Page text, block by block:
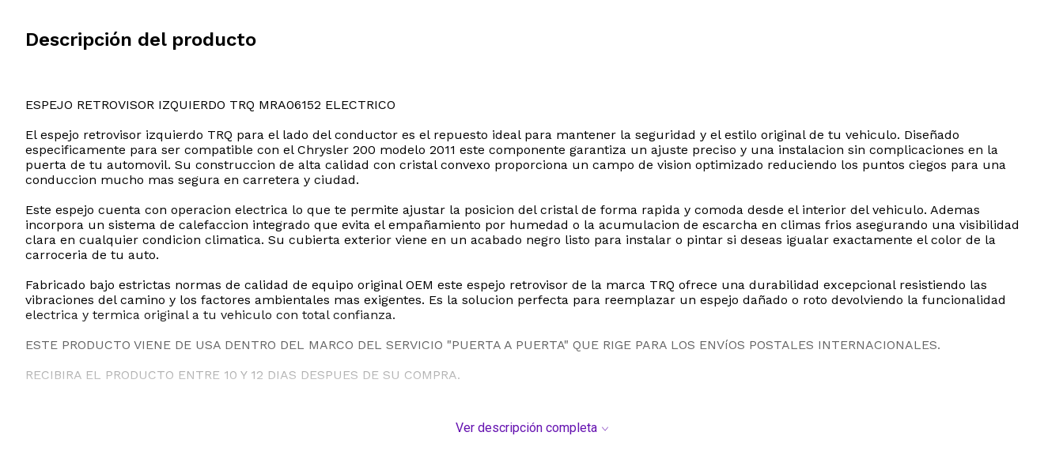
Descripción del producto
ESPEJO RETROVISOR IZQUIERDO TRQ MRA06152 ELECTRICO
El espejo retrovisor izquierdo TRQ para el lado del conductor es el repuesto ideal para mantener la seguridad y el estilo original de tu vehiculo. Diseñado
especificamente para ser compatible con el Chrysler 200 modelo 2011 este componente garantiza un ajuste preciso y una instalacion sin complicaciones en la
puerta de tu automovil. Su construccion de alta calidad con cristal convexo proporciona un campo de vision optimizado reduciendo los puntos ciegos para una
conduccion mucho mas segura en carretera y ciudad.
Este espejo cuenta con operacion electrica lo que te permite ajustar la posicion del cristal de forma rapida y comoda desde el interior del vehiculo. Ademas
incorpora un sistema de calefaccion integrado que evita el empañamiento por humedad o la acumulacion de escarcha en climas frios asegurando una visibilidad
clara en cualquier condicion climatica. Su cubierta exterior viene en un acabado negro listo para instalar o pintar si deseas igualar exactamente el color de la
carroceria de tu auto.
Fabricado bajo estrictas normas de calidad de equipo original OEM este espejo retrovisor de la marca TRQ ofrece una durabilidad excepcional resistiendo las
vibraciones del camino y los factores ambientales mas exigentes. Es la solucion perfecta para reemplazar un espejo dañado o roto devolviendo la funcionalidad
electrica y termica original a tu vehiculo con total confianza.
ESTE PRODUCTO VIENE DE USA DENTRO DEL MARCO DEL SERVICIO "PUERTA A PUERTA" QUE RIGE PARA LOS ENVíOS POSTALES INTERNACIONALES.
RECIBIRA EL PRODUCTO ENTRE 10 Y 12 DIAS DESPUES DE SU COMPRA.
Ver descripción completa